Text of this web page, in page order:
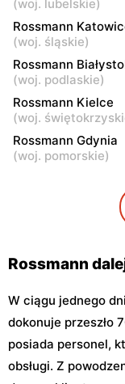
Rossmann
Warszawa, ul.
16
Rossmann
Warszawa, ul.
Rossmann
Warszawa, ul.
Warszawa, ul.
(woj. lubelskie)
Rossmann
(woj. śląskie)
Rossmann
(woj. podlaskie)
Rossmann Kielce
(woj.
Rossmann Gdynia
(woj. pomorskie)
Rossmann
W ciągu jednego
dokonuje przeszło
posiada personel,
obsługi. Z